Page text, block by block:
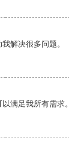
解决很多问题。
满足我所有需求。